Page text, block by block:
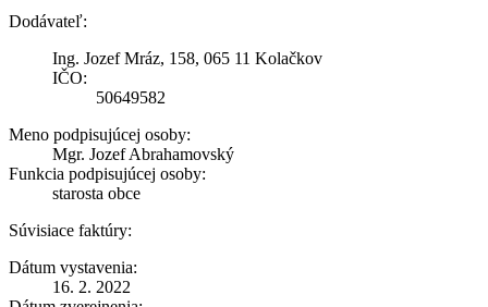
Dodávateľ:
Ing. Jozef Mráz, 158, 065 11 Kolačkov
IČO:
50649582
Meno podpisujúcej osoby:
Mgr. Jozef Abrahamovský
Funkcia podpisujúcej osoby:
starosta obce
Súvisiace faktúry:
Dátum vystavenia:
16. 2. 2022